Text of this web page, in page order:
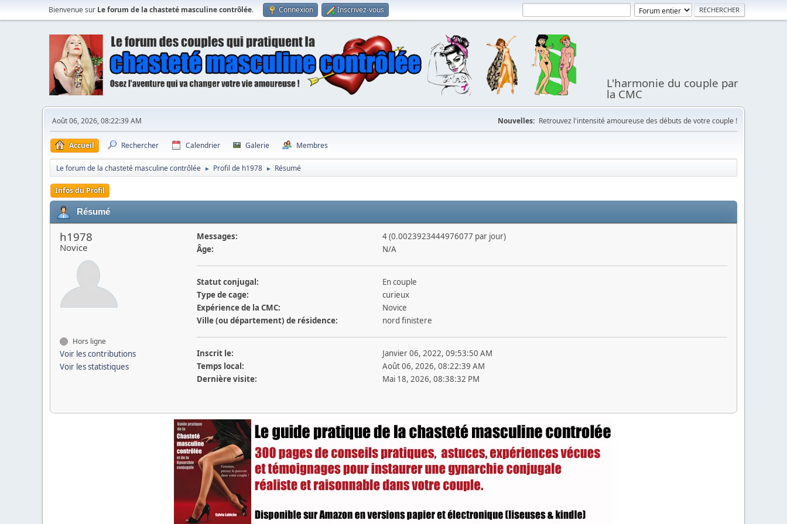
Bienvenue sur Le forum de la chasteté masculine contrôlée. Connexion Inscrivez-vous
L'harmonie du couple par
la CMC
Août 06, 2026, 08:22:39 AM Nouvelles: Retrouvez l'intensité amoureuse des débuts de votre couple !
Accueil Rechercher Calendrier Galerie Membres
Le forum de la chasteté masculine contrôlée ► Profil de h1978 ► Résumé
Infos du Profil
Résumé
h1978
Novice
Hors ligne
Voir les contributions
Voir les statistiques
Messages:
4 (0.0023923444976077 par jour)
Âge:
N/A
Statut conjugal:
En couple
Type de cage:
curieux
Expérience de la CMC:
Novice
Ville (ou département) de résidence:
nord finistere
Inscrit le:
Janvier 06, 2022, 09:53:50 AM
Temps local:
Août 06, 2026, 08:22:39 AM
Dernière visite:
Mai 18, 2026, 08:38:32 PM